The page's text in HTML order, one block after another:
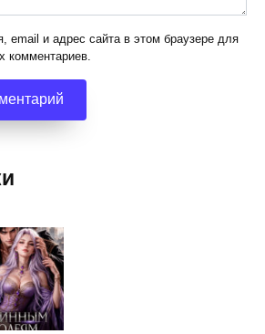
email и адрес сайта в этом браузере для
комментариев.